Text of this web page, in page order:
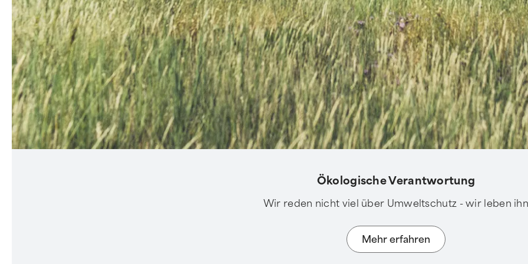
Ökologische Verantwortung
Wir reden nicht viel über Umweltschutz - wir leben
Mehr erfahren